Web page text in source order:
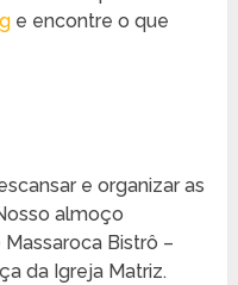
e encontre o que
e organizar as
almoço
Bistrô –
da Igreja Matriz.